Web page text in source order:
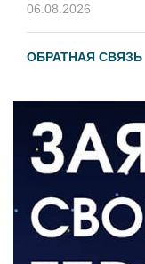
06.08.2026
ОБРАТНАЯ СВЯЗЬ
ВЛАСТЬ
День памяти
06.08.2026